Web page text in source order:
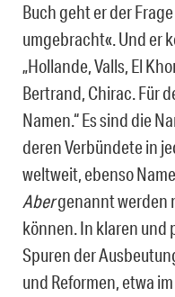
Buch geht er der
umgebracht«. Und er
„Hollande, Valls, El
Bertrand, Chirac. Für
Namen.“ Es sind die
deren Verbündete in
weltweit, ebenso
Abergenannt werden
können. In klaren und
Spuren der
und Reformen, etwa